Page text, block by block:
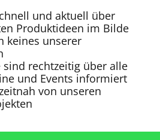
und aktuell über
Produktideen im Bilde
keines unserer
sind rechtzeitig über alle
und Events informiert
von unseren